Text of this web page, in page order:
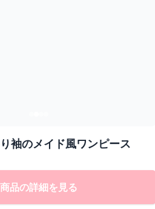
袖のメイド風ワンピース
商品の詳細を見る